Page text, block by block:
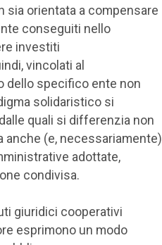
sia orientata a compensare
conseguiti nello
investiti
vincolati al
dello specifico ente non
solidaristico si
quali si differenzia non
anche (e, necessariamente)
adottate,
condivisa.
giuridici cooperativi
esprimono un modo